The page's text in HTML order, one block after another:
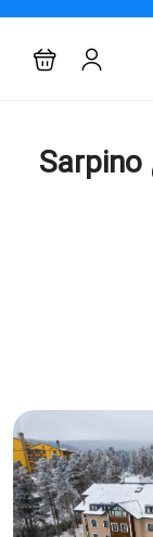
تور اسکی ساریکامیش هتل Sarpino